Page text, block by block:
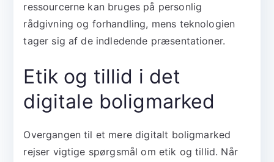
ressourcerne kan bruges på personlig
rådgivning og forhandling, mens teknologien
tager sig af de indledende præsentationer.
Etik og tillid i det
digitale boligmarked
Overgangen til et mere digitalt boligmarked
rejser vigtige spørgsmål om etik og tillid. Når